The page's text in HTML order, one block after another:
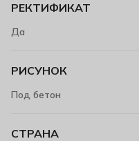
РЕКТИФИКАТ
Да
РИСУНОК
Под бетон
СТРАНА